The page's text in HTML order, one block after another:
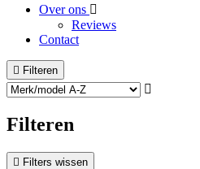
Over ons
Reviews
Contact
Filteren
Filteren
Filters wissen